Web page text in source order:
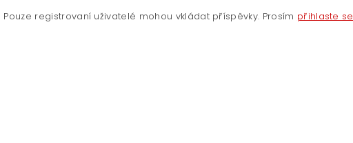
Pouze registrovaní uživatelé mohou vkládat příspěvky. Prosím přihlaste se